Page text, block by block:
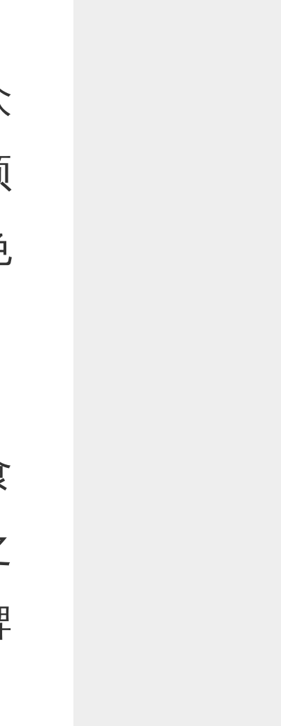
备案！
备案！